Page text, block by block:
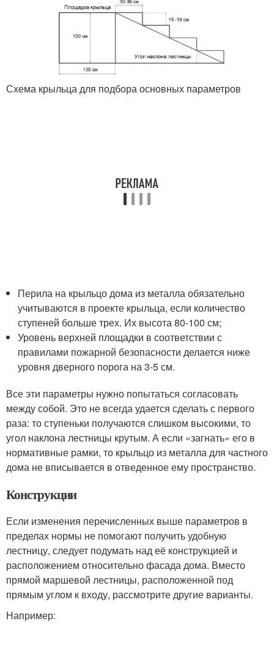
Схема крыльца для подбора основных параметров
Перила на крыльцо дома из металла обязательно
учитываются в проекте крыльца, если количество
ступеней больше трех. Их высота 80-100 см;
Уровень верхней площадки в соответствии с
правилами пожарной безопасности делается ниже
уровня дверного порога на 3-5 см.
Все эти параметры нужно попытаться согласовать
между собой. Это не всегда удается сделать с первого
раза: то ступеньки получаются слишком высокими, то
угол наклона лестницы крутым. А если «загнать» его в
нормативные рамки, то крыльцо из металла для частного
дома не вписывается в отведенное ему пространство.
Конструкции
Если изменения перечисленных выше параметров в
пределах нормы не помогают получить удобную
лестницу, следует подумать над её конструкцией и
расположением относительно фасада дома. Вместо
прямой маршевой лестницы, расположенной под
прямым углом к входу, рассмотрите другие варианты.
Например: